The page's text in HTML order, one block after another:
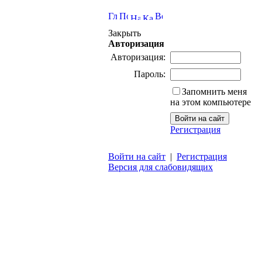
Закрыть
Авторизация
Авторизация:
Пароль:
Запомнить меня
на этом компьютере
Регистрация
Войти на сайт | Регистрация
Версия для слабовидящих